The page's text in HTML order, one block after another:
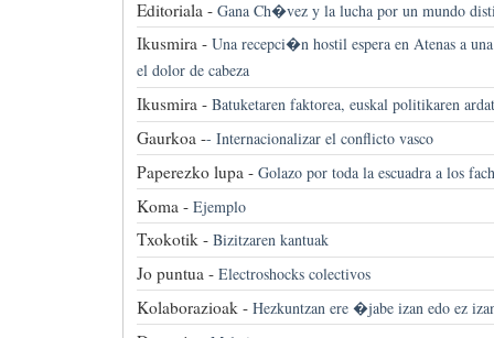
Editoriala - Gana Ch�vez y la lucha por un mundo
Ikusmira - Una recepci�n hostil espera en Atenas a
el dolor de cabeza
Ikusmira - Batuketaren faktorea, euskal politikaren
Gaurkoa -- Internacionalizar el conflicto vasco
Paperezko lupa - Golazo por toda la escuadra a los
Koma - Ejemplo
Txokotik - Bizitzaren kantuak
Jo puntua - Electroshocks colectivos
Kolaborazioak - Hezkuntzan ere �jabe izan edo ez